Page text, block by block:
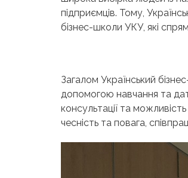
підприємців. Тому,
бізнес-школи УКУ, які
Загалом Український
допомогою навчання та
консультації та
чесність та повага,